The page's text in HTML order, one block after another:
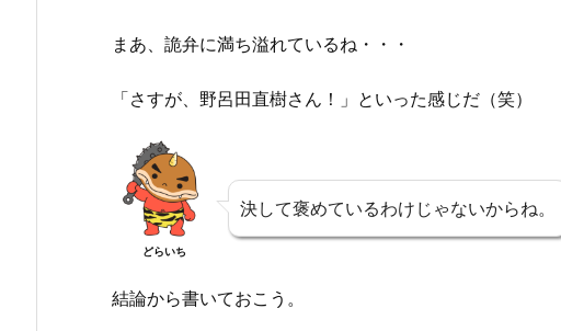
まあ、詭弁に満ち溢れているね・・・
「さすが、野呂田直樹さん！」といった感じだ（笑）
どらいち
決して褒めているわけじゃないからね。
結論から書いておこう。